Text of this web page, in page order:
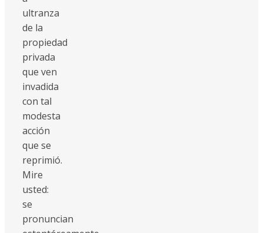
ultranza
de la
propiedad
privada
que ven
invadida
con tal
modesta
acción
que se
reprimió.
Mire
usted:
se
pronuncian